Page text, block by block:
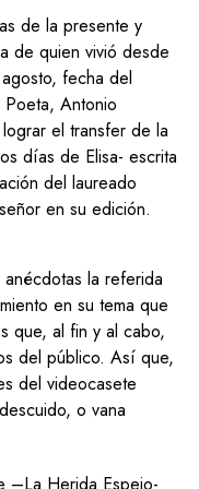
de la presente y
de quien vivió desde
fecha del
Antonio
el transfer de la
días de Elisa- escrita
del laureado
en su edición.
la referida
en su tema que
que, al fin y al cabo,
del público. Así que,
del videocasete
o vana